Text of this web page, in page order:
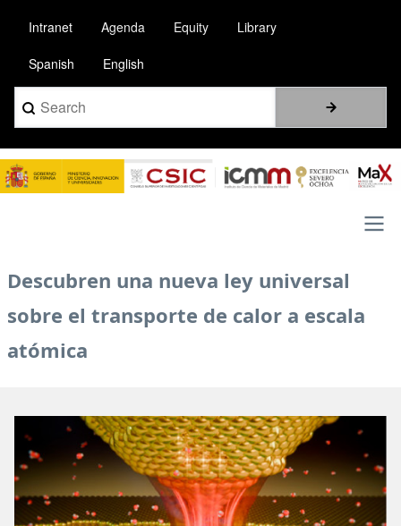
main
content
Intranet Agenda Equity Library
Spanish English
Search
Image
Descubren una nueva ley universal
sobre el transporte de calor a escala
atómica